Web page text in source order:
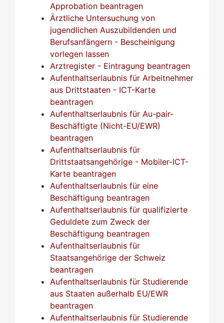
Approbation beantragen
Ärztliche Untersuchung von
jugendlichen Auszubildenden und
Berufsanfängern - Bescheinigung
vorlegen lassen
Arztregister - Eintragung beantragen
Aufenthaltserlaubnis für Arbeitnehmer
aus Drittstaaten - ICT-Karte
beantragen
Aufenthaltserlaubnis für Au-pair-
Beschäftigte (Nicht-EU/EWR)
beantragen
Aufenthaltserlaubnis für
Drittstaatsangehörige - Mobiler-ICT-
Karte beantragen
Aufenthaltserlaubnis für eine
Beschäftigung beantragen
Aufenthaltserlaubnis für qualifizierte
Geduldete zum Zweck der
Beschäftigung beantragen
Aufenthaltserlaubnis für
Staatsangehörige der Schweiz
beantragen
Aufenthaltserlaubnis für Studierende
aus Staaten außerhalb EU/EWR
beantragen
Aufenthaltserlaubnis für Studierende